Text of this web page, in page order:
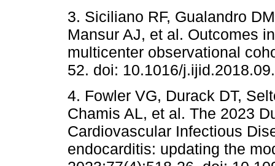
3. Siciliano RF, Gualandro
Mansur AJ, et al. Outcomes
multicenter observational
52. doi: 10.1016/
4. Fowler VG, Durack DT,
Chamis AL, et al. The 2023
Cardiovascular Infectious
endocarditis: updating the